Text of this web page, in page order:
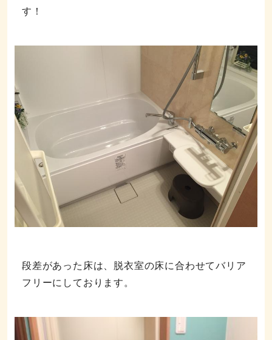
す！
段差があった床は、脱衣室の床に合わせてバリア
フリーにしております。